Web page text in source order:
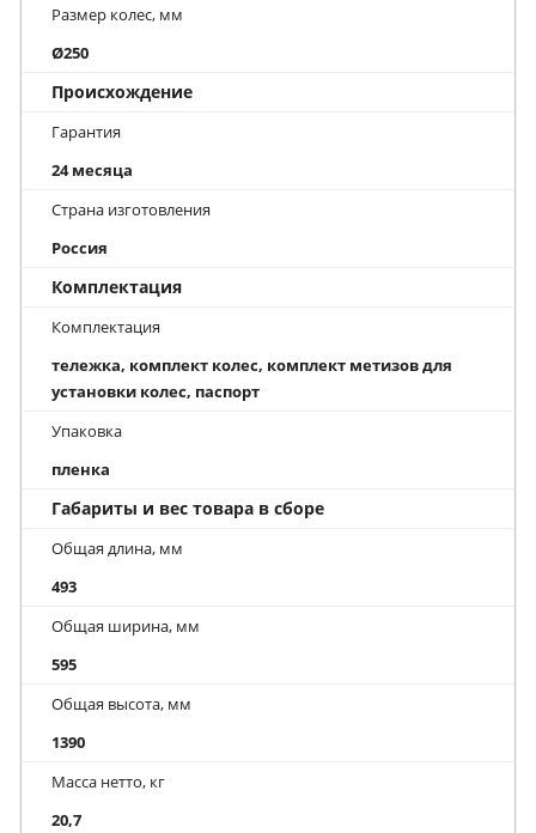
Размер колес, мм
Ø250
Происхождение
Гарантия
24 месяца
Страна изготовления
Россия
Комплектация
Комплектация
тележка, комплект колес, комплект метизов для
установки колес, паспорт
Упаковка
пленка
Габариты и вес товара в сборе
Общая длина, мм
493
Общая ширина, мм
595
Общая высота, мм
1390
Масса нетто, кг
20,7